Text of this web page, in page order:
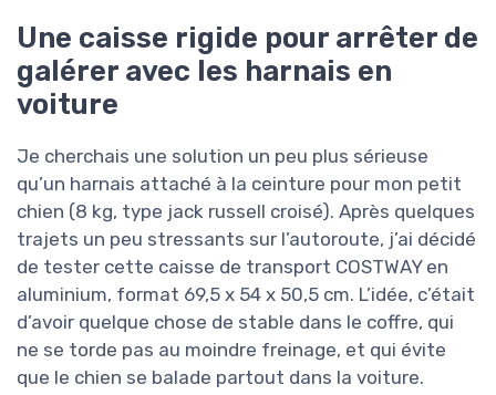
Une caisse rigide pour arrêter de
galérer avec les harnais en
voiture
Je cherchais une solution un peu plus sérieuse
qu’un harnais attaché à la ceinture pour mon petit
chien (8 kg, type jack russell croisé). Après quelques
trajets un peu stressants sur l’autoroute, j’ai décidé
de tester cette caisse de transport COSTWAY en
aluminium, format 69,5 x 54 x 50,5 cm. L’idée, c’était
d’avoir quelque chose de stable dans le coffre, qui
ne se torde pas au moindre freinage, et qui évite
que le chien se balade partout dans la voiture.